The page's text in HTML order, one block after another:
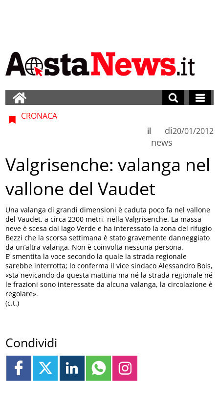
CRONACA
di
news
il 20/01/2012
Valgrisenche: valanga nel
vallone del Vaudet
Una valanga di grandi dimensioni è caduta poco fa nel vallone
del Vaudet, a circa 2300 metri, nella Valgrisenche. La massa
neve è scesa dal lago Verde e ha interessato la zona del rifugio
Bezzi che la scorsa settimana è stato gravemente danneggiato
da un’altra valanga. Non è coinvolta nessuna persona.
E’ smentita la voce secondo la quale la strada regionale
sarebbe interrotta; lo conferma il vice sindaco Alessandro Bois,
«sta nevicando da questa mattina ma né la strada regionale né
le frazioni sono interessate da alcuna valanga, la circolazione è
regolare».
(c.t.)
Condividi